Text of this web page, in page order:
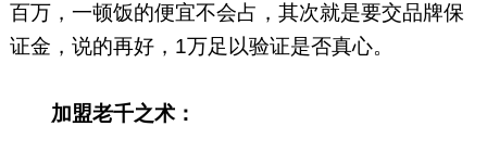
百万，一顿饭的便宜不会占，其次就是要交品牌保
证金，说的再好，1万足以验证是否真心。
加盟老千之术：